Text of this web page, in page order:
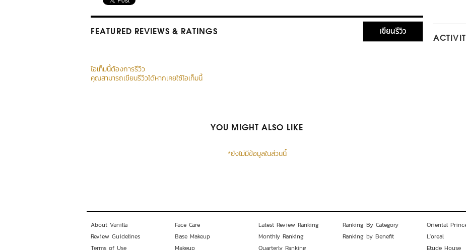
FEATURED REVIEWS & RATINGS เขียนรีวิว
ไอเท็มนี้ต้องการรีวิว
คุณสามารถเขียนรีวิวได้หากเคยใช้ไอเท็มนี้
YOU MIGHT ALSO LIKE
*ยังไม่มีข้อมูลในส่วนนี้
About Vanilla
Review Guidelines
Terms of Use
Face Care
Base Makeup
Makeup
Latest Review Ranking
Monthly Ranking
Quarterly Ranking
Ranking By Category
Ranking by Benefit
Oriental
L'oreal
Etude House